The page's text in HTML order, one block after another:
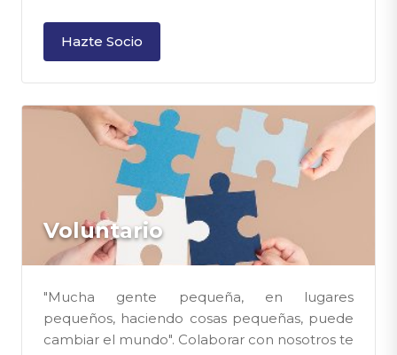
Hazte Socio
Voluntario
"Mucha gente pequeña, en lugares
pequeños, haciendo cosas pequeñas, puede
cambiar el mundo". Colaborar con nosotros te